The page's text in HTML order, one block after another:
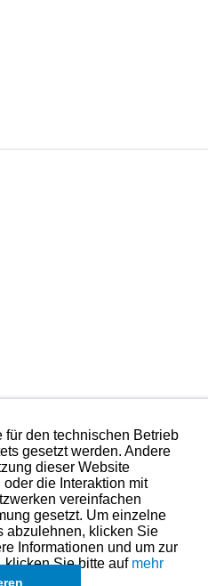
wird.
weiter minimiert. Die
nur halb so groß wie der
Übersicht links oder fragen Sie
in der übergeordneten
angefragt werden.
für den technischen Betrieb
gesetzt werden. Andere
dieser Website
die Interaktion mit
vereinfachen
gesetzt. Um einzelne
abzulehnen, klicken Sie
Informationen und um zur
klicken Sie bitte auf mehr